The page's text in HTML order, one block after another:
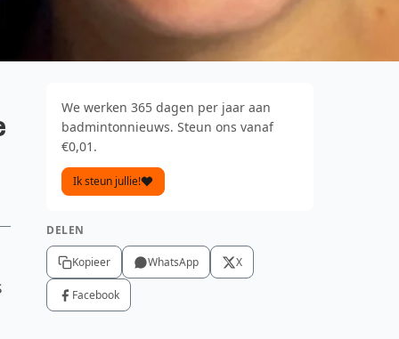
We werken 365 dagen per jaar aan
badmintonnieuws. Steun ons vanaf
€0,01.
Ik steun jullie!
DELEN
Kopieer WhatsApp X
Facebook